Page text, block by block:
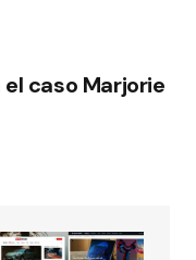
caso Marjorie